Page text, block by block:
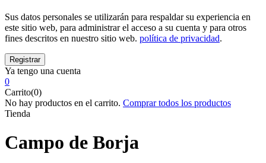
Sus datos personales se utilizarán para respaldar su experiencia en
este sitio web, para administrar el acceso a su cuenta y para otros
fines descritos en nuestro sitio web. política de privacidad.
Ya tengo una cuenta
0
Carrito(0)
No hay productos en el carrito. Comprar todos los productos
Tienda
Campo de Borja